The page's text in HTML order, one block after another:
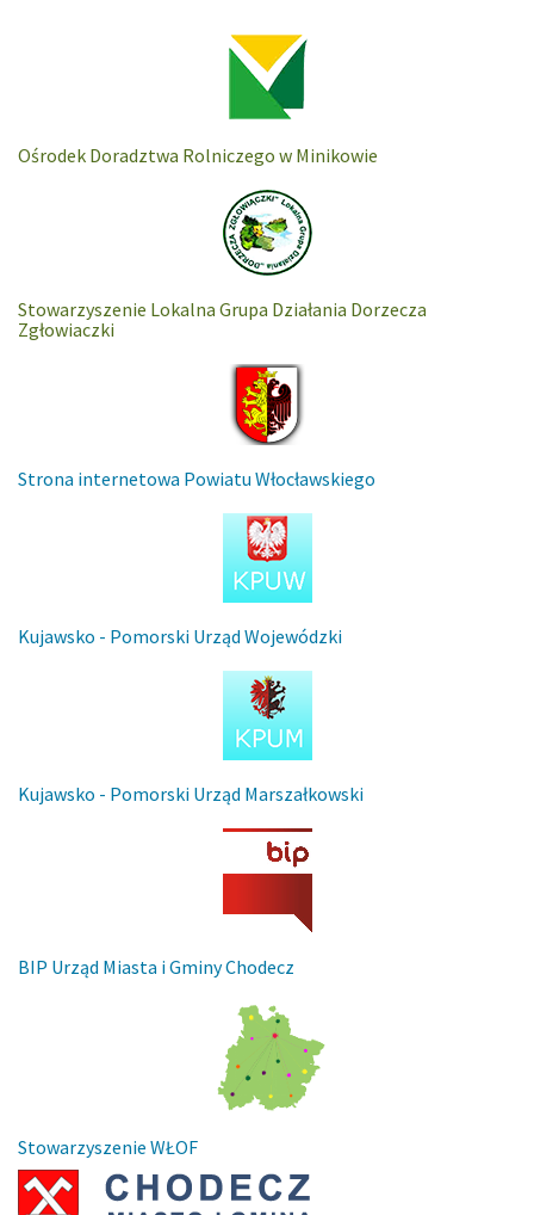
Ośrodek Doradztwa Rolniczego w Minikowie
Stowarzyszenie Lokalna Grupa Działania Dorzecza
Zgłowiaczki
Strona internetowa Powiatu Włocławskiego
Kujawsko - Pomorski Urząd Wojewódzki
Kujawsko - Pomorski Urząd Marszałkowski
BIP Urząd Miasta i Gminy Chodecz
Stowarzyszenie WŁOF